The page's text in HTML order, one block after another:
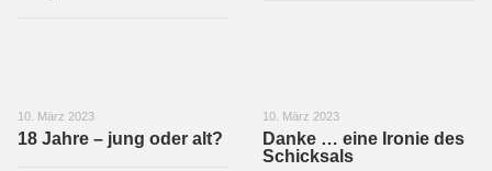
10. März 2023
18 Jahre – jung oder alt?
10. März 2023
Danke … eine Ironie des
Schicksals